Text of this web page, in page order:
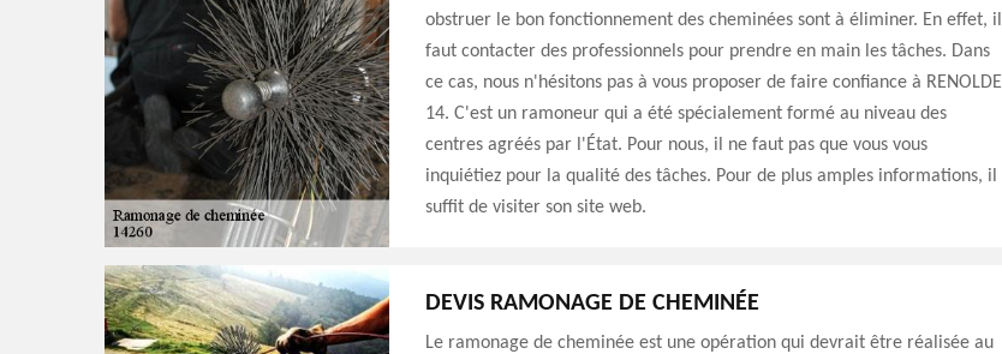
obstruer le bon fonctionnement des cheminées sont à éliminer. En effet, il
faut contacter des professionnels pour prendre en main les tâches. Dans
ce cas, nous n'hésitons pas à vous proposer de faire confiance à RENOLDE
14. C'est un ramoneur qui a été spécialement formé au niveau des
centres agréés par l'État. Pour nous, il ne faut pas que vous vous
inquiétiez pour la qualité des tâches. Pour de plus amples informations, il
suffit de visiter son site web.
DEVIS RAMONAGE DE CHEMINÉE
Le ramonage de cheminée est une opération qui devrait être réalisée au